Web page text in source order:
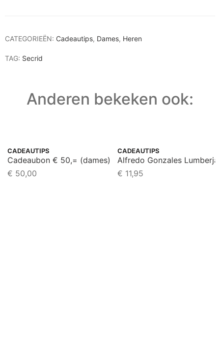
CATEGORIEËN: Cadeautips, Dames, Heren
TAG: Secrid
Anderen bekeken ook:
CADEAUTIPS
Cadeaubon € 50,= (dames)
€ 50,00
CADEAUTIPS
Alfredo Gonzales
€ 11,95